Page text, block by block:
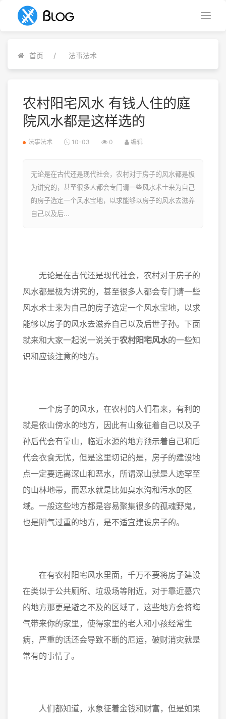
首页 法事法术
农村阳宅风水 有钱人住的庭
院风水都是这样选的
法事法术 10-03 0 编辑
无论是在古代还是现代社会，农村对于房子的风水都是极
为讲究的，甚至很多人都会专门请一些风水术士来为自己
的房子选定一个风水宝地，以求能够以房子的风水去滋养
自己以及后...
无论是在古代还是现代社会，农村对于房子的
风水都是极为讲究的，甚至很多人都会专门请一些
风水术士来为自己的房子选定一个风水宝地，以求
能够以房子的风水去滋养自己以及后世子孙。下面
就来和大家一起说一说关于农村阳宅风水的一些知
识和应该注意的地方。
一个房子的风水，在农村的人们看来，有利的
就是依山傍水的地方，因此有山象征着自己以及子
孙后代会有靠山，临近水源的地方预示着自己和后
代会衣食无忧，但是这里切记的是，房子的建设地
点一定要远离深山和恶水，所谓深山就是人迹罕至
的山林地带，而恶水就是比如臭水沟和污水的区
域。一般这些地方都是容易聚集很多的孤魂野鬼，
也是阴气过重的地方，是不适宜建设房子的。
在有农村阳宅风水里面，千万不要将房子建设
在类似于公共厕所、垃圾场等附近，对于靠近墓穴
的地方那更是避之不及的区域了，这些地方会将晦
气带来你的家里，使得家里的老人和小孩经常生
病，严重的话还会导致不断的厄运，破财消灾就是
常有的事情了。
人们都知道，水象征着金钱和财富，但是如果